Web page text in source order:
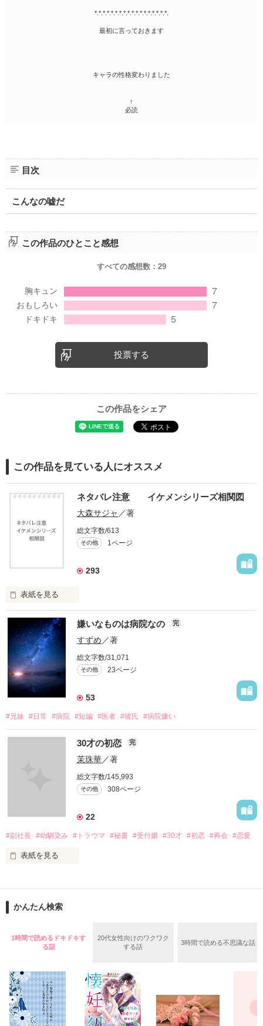
*.*.*.*.*.*.*.*.*.*.*.*.*.*.*.*.*.*.
最初に言っておきます
キャラの性格変わりました
↑
必読
目次
こんなの嘘だ
この作品のひとこと感想
すべての感想数： 29
投票する
この作品をシェア
この作品を見ている人にオススメ
ネタバレ注意 イケメンシリーズ相関図
大森サジャ ／著
総文字数/613
その他 1ページ
293
表紙を見る
イケメンシリーズ相関図
第一弾から第十弾
作品を読むのに役立てばと思います
嫌いなものは病院なの 完
すずめ ／著
総文字数/31,071
その他 23ページ
53
#兄妹 #日常 #病院 #短編 #医者 #彼氏 #病院嫌い
30才の初恋 完
茉珠華／著
総文字数/145,993
その他 308ページ
22
#副社長 #幼馴染み #トラウマ #秘書 #受付嬢 #30才 #初恋 #再会 #恋愛
表紙を見る
ど、ある事がトラウマになり恋する勇気を持てないでいた。
るのだろうか。
したい。
過去も未来もあなたが好き………
かんたん検索
1時間で読めるドキドキす
る話
20代女性向けのワクワク
する話
3時間で読める不思議な話